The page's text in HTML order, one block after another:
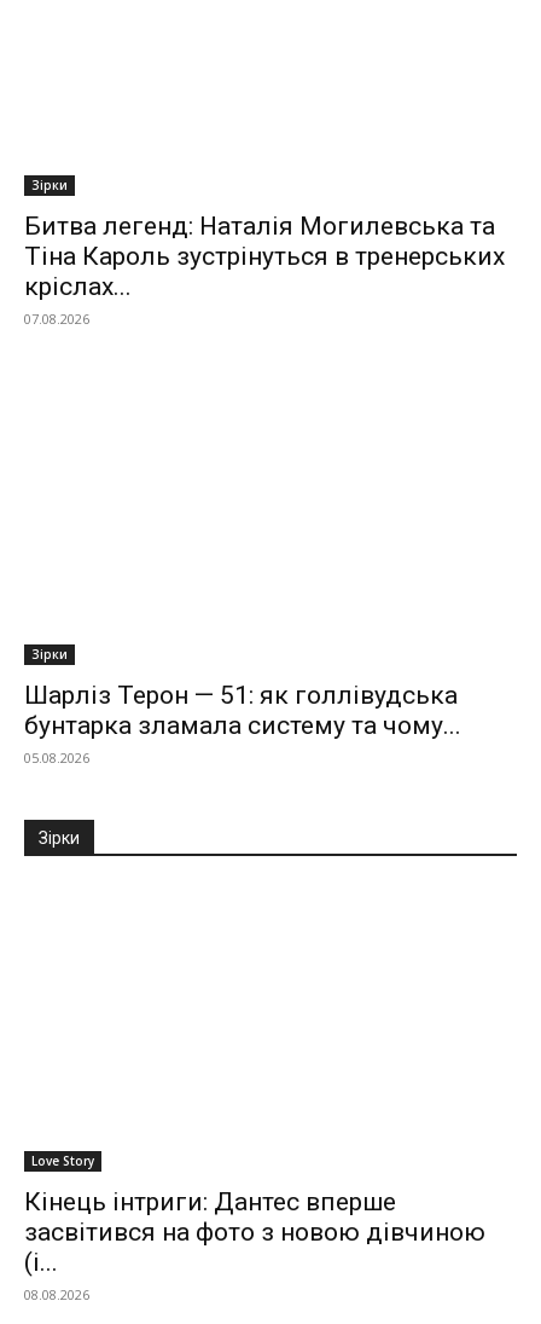
Зірки
Битва легенд: Наталія Могилевська та
Тіна Кароль зустрінуться в тренерських
кріслах...
07.08.2026
Зірки
Шарліз Терон — 51: як голлівудська
бунтарка зламала систему та чому...
05.08.2026
Зірки
Love Story
Кінець інтриги: Дантес вперше
засвітився на фото з новою дівчиною
(і...
08.08.2026